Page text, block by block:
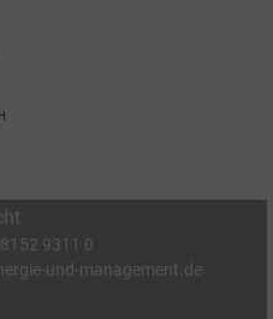
9311 0
und-management.de